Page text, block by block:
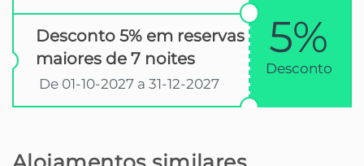
Desconto 5% em reservas
maiores de 7 noites
De 01-10-2027 a 31-12-2027
5%
Desconto